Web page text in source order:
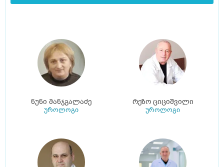
ნუნი მანჯგალაძე
უროლოგი
რეზო ციციშვილი
უროლოგი